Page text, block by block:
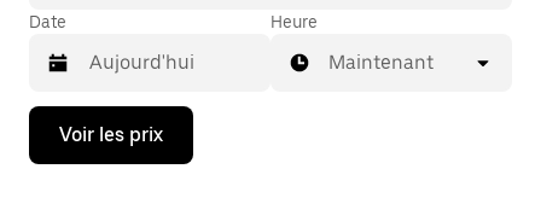
Date
Appuyez
la
Heure
Maintenant
Voir les prix